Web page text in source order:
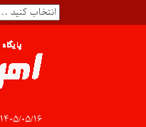
۱۴۰۵/۰۵/۱۶